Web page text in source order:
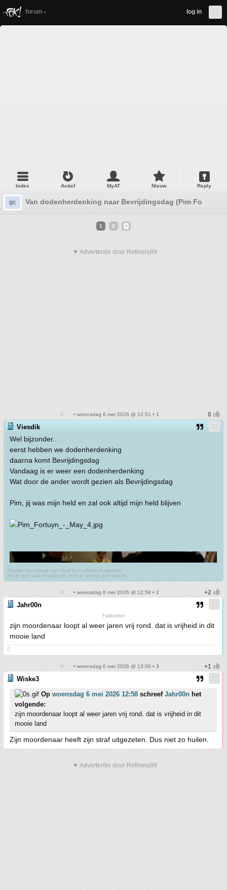
forum log in
Index Actief MyAT Nieuw Reply
gc Van dodenherdenking naar Bevrijdingsdag (Pim Fortuyn
1 2
▼ Advertentie door Refinery89
• woensdag 6 mei 2026 @ 12:51 • 1
Viesdik
Wel bijzonder..
eerst hebben we dodenherdenking
daarna komt Bevrijdingsdag
Vandaag is er weer een dodenherdenking
Wat door de ander wordt gezien als Bevrijdingsdag
Pim, jij was mijn held en zal ook altijd mijn held blijven
Zonder het woord van God is er alleen duisternis.
Als je niet kan relativeren, heb je weinig aan kennis.
• woensdag 6 mei 2026 @ 12:58 • 2
Jahr00n
Fakkelteit
zijn moordenaar loopt al weer jaren vrij rond. dat is vrijheid in dit
mooie land

• woensdag 6 mei 2026 @ 13:00 • 3
Wiske3
Op woensdag 6 mei 2026 12:58 schreef Jahr00n het
volgende:
zijn moordenaar loopt al weer jaren vrij rond. dat is vrijheid in dit
mooie land
Zijn moordenaar heeft zijn straf uitgezeten. Dus niet zo huilen.
▼ Advertentie door Refinery89